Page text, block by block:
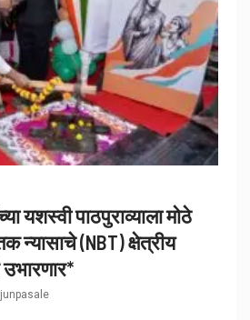
यशस्वी पाठपुराव्याला मोठे
न्यासाचे (NBT) क्षेत्रीय